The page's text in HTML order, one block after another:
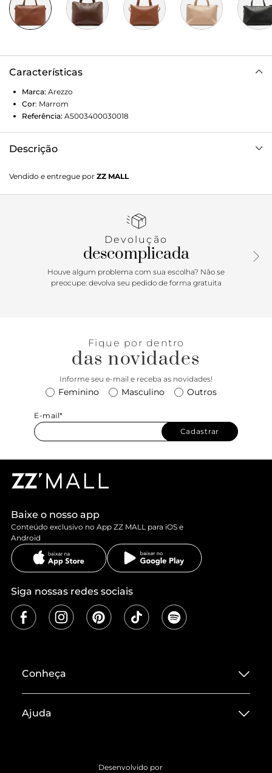
Características
Marca: Arezzo
Cor: Marrom
Referência: A5003400030018
Descrição
Vendido e entregue por ZZ MALL
Devolução
descomplicada
Houve algum problema com sua escolha? Não se
preocupe: devolva seu pedido de forma gratuita
Fique por dentro
das novidades
Informe seu e-mail e receba as novidades!
Feminino Masculino Outros
E-mail*
Cadastrar
Baixe o nosso app
Conteúdo exclusivo no App ZZ MALL para iOS e
Android
Siga nossas redes sociais
Conheça
Termos de Uso
Ajuda
Desenvolvido por